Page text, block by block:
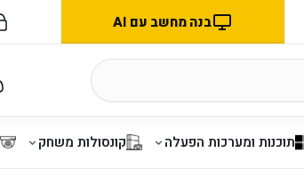
בנה מחשב עם AI
תוכנות ומערכות הפעלה קונסולות משחק